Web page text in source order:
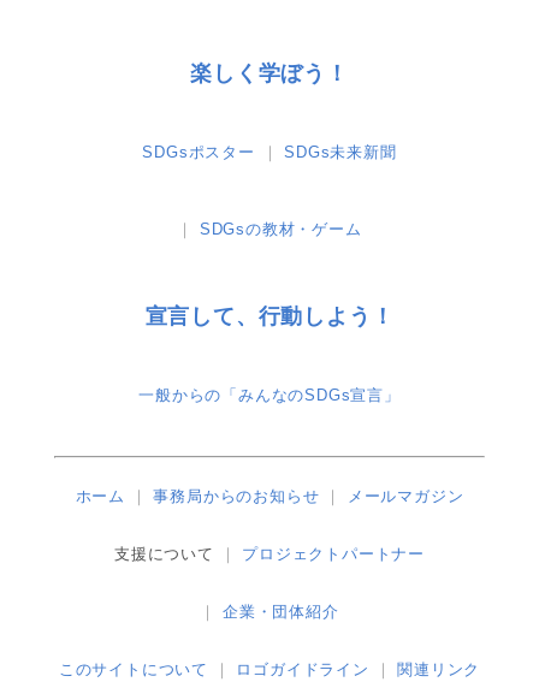
楽しく学ぼう！
SDGsポスター SDGs未来新聞
SDGsの教材・ゲーム
宣言して、行動しよう！
一般からの「みんなのSDGs宣言」
ホーム 事務局からのお知らせ メールマガジン
支援について プロジェクトパートナー
企業・団体紹介
このサイトについて ロゴガイドライン 関連リンク